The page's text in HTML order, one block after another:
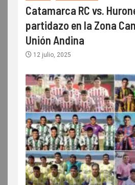
Catamarca RC vs.
partidazo en la Zona
Unión Andina
12 julio, 2025